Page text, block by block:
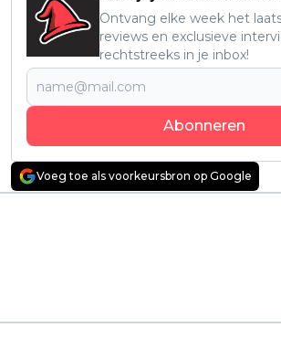
Ontvang elke week het
reviews en exclusieve
rechtstreeks in je inbox!
Abonneren
Voeg toe als voorkeursbron op Google